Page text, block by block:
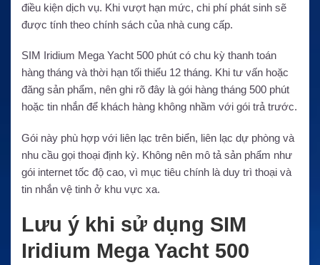
điều kiện dịch vụ. Khi vượt hạn mức, chi phí phát sinh sẽ
được tính theo chính sách của nhà cung cấp.
SIM Iridium Mega Yacht 500 phút có chu kỳ thanh toán
hàng tháng và thời hạn tối thiểu 12 tháng. Khi tư vấn hoặc
đăng sản phẩm, nên ghi rõ đây là gói hàng tháng 500 phút
hoặc tin nhắn để khách hàng không nhầm với gói trả trước.
Gói này phù hợp với liên lạc trên biển, liên lạc dự phòng và
nhu cầu gọi thoại định kỳ. Không nên mô tả sản phẩm như
gói internet tốc độ cao, vì mục tiêu chính là duy trì thoại và
tin nhắn vệ tinh ở khu vực xa.
Lưu ý khi sử dụng SIM
Iridium Mega Yacht 500